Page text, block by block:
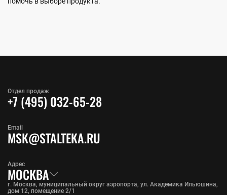
Отдел продаж
+7 (495) 032-65-28
Адрес
МОСКВА
г. Москва, муниципальный округ аэропорта, ул. Академика Ильюшина,
дом 12, помещение 2/1
Email
MSK@STALTEKA.RU